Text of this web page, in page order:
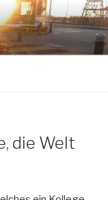
die Welt